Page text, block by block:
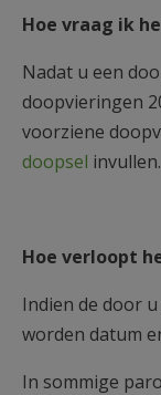
Hoe vraag ik
Nadat u een
doopvieringen
voorziene
doopsel invullen.
Hoe verloopt
Indien de door
worden datum
In sommige